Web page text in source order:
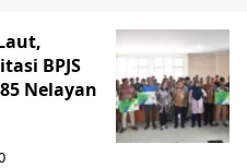
BPJS
Nelayan